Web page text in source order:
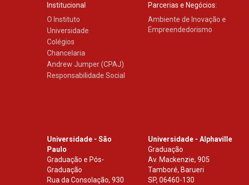
Institucional
O Instituto
Universidade
Colégios
Chancelaria
Andrew Jumper (CPAJ)
Responsabilidade Social
Parcerias e Negócios:
Ambiente de Inovação e
Empreendedorismo
Universidade - São
Paulo
Graduação e Pós-
Graduação
Rua da Consolação, 930
Universidade - Alphaville
Graduação
Av. Mackenzie, 905
Tamboré, Barueri
SP,06460-130